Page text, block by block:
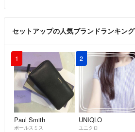
セットアップの人気ブランドランキング
1
Paul Smith
ポールスミス
2
UNIQLO
ユニクロ